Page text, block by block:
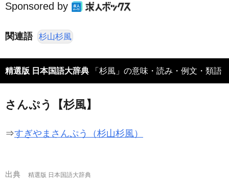
Sponsored by
関連語 杉山杉風
精選版 日本国語大辞典 「杉風」の意味・読み・例文・類語
さんぷう【杉風】
⇒すぎやまさんぷう（杉山杉風）
出典
精選版 日本国語大辞典